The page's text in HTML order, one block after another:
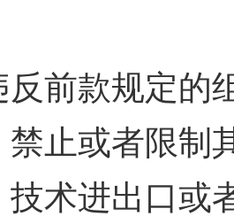
款规定的
止或者限制
术进出口或